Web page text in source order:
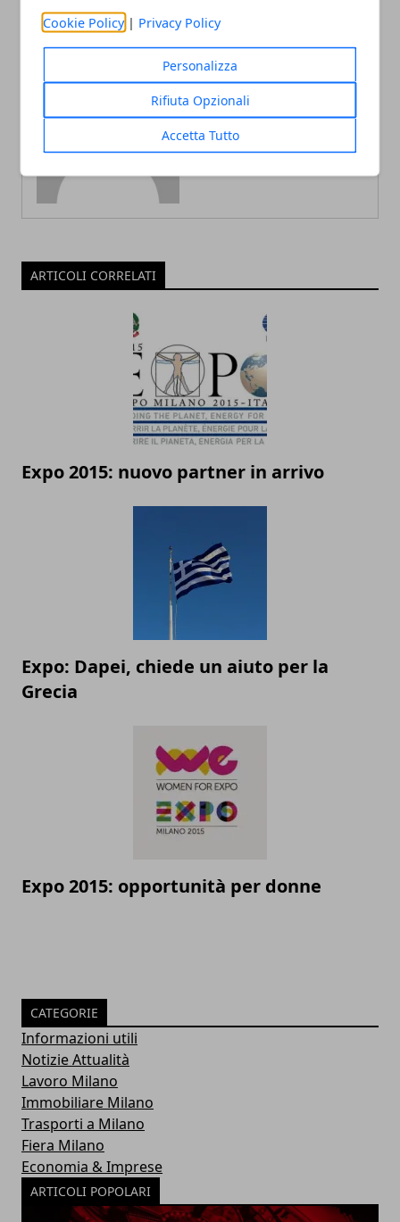
Cookie Policy | Privacy Policy
Personalizza
Rifiuta Opzionali
Accetta Tutto
Redazione
ARTICOLI CORRELATI
Expo 2015: nuovo partner in arrivo
Expo: Dapei, chiede un aiuto per la
Grecia
Expo 2015: opportunità per donne
CATEGORIE
Informazioni utili
Notizie Attualità
Lavoro Milano
Immobiliare Milano
Trasporti a Milano
Fiera Milano
Economia & Imprese
ARTICOLI POPOLARI